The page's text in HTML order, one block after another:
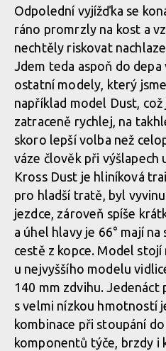
Abby a Verunka vyzkoušeli
Abby a Verunka vyzkoušeli
Odpolední vyjížďka se
ráno promrzly na kost a
nechtěly riskovat
Jdem teda aspoň do
ostatní modely, který
například model Dust,
zatraceně rychlej, na
skoro lepší volba než
váze člověk při výšlapech
Kross Dust je hliníková
pro hladší tratě, byl
jezdce, zároveň spíše
a úhel hlavy je 66° mají
cestě z kopce. Model stojí
u nejvyššího modelu
140 mm zdvihu. Jedenáct
s velmi nízkou hmotností
kombinace při stoupání do
komponentů týče, brzdy i